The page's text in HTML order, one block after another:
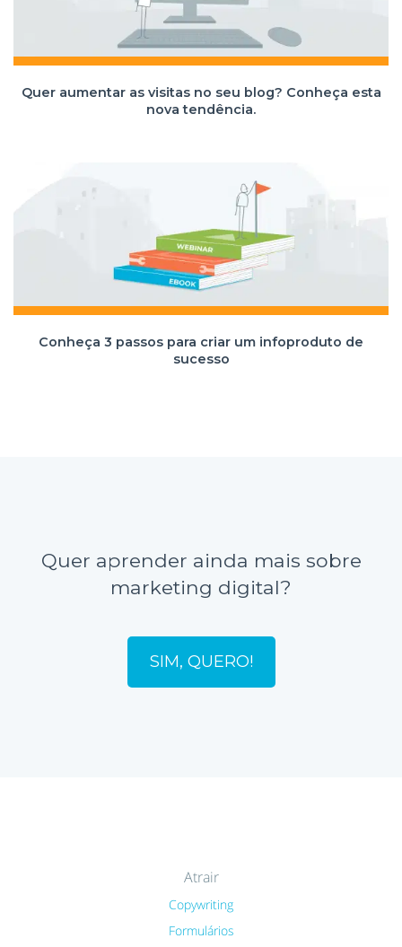
Quer aumentar as visitas no seu blog? Conheça esta
nova tendência.
Conheça 3 passos para criar um infoproduto de
sucesso
Quer aprender ainda mais sobre
marketing digital?
SIM, QUERO!
Atrair
Copywriting
Formulários